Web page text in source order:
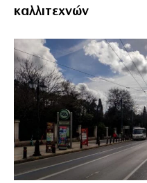
καλλιτεχνών